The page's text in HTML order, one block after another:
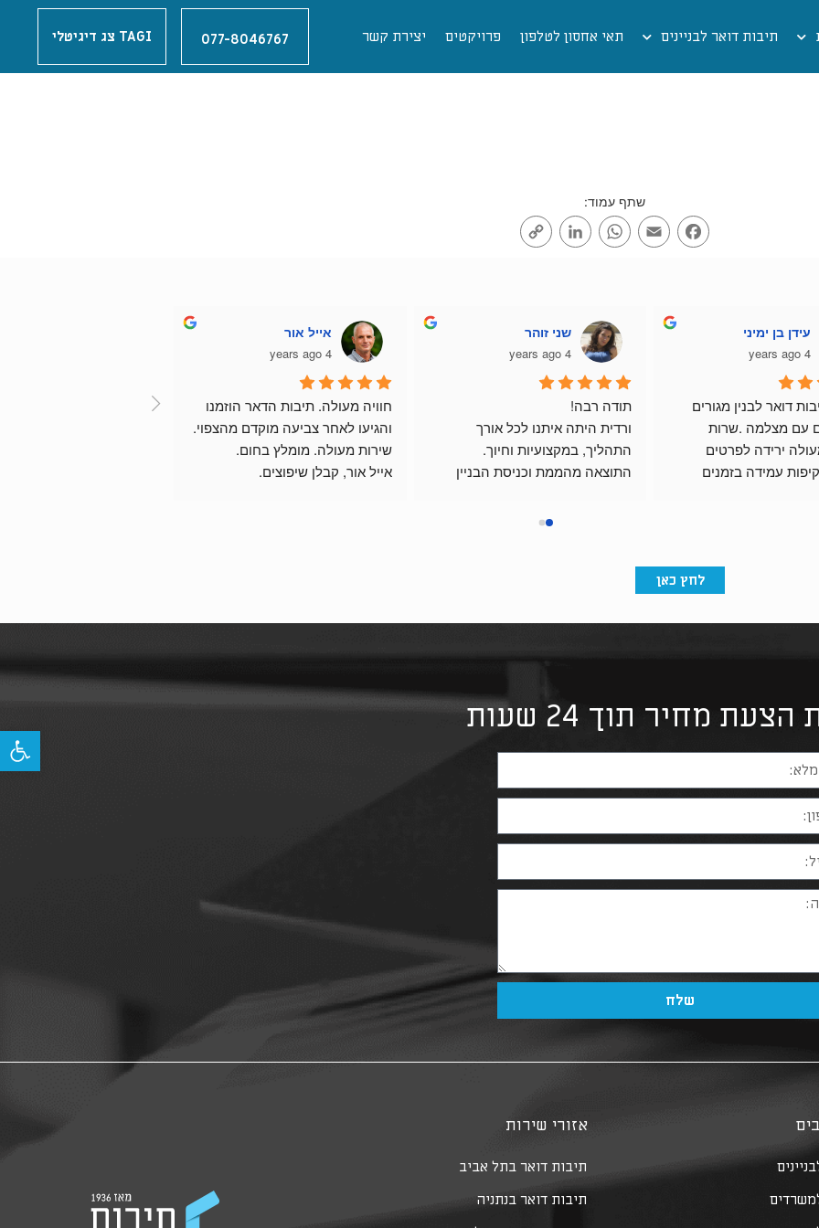
תיבות דואר לבניינים תאי אחסון לטלפון פרויקטים יצירת קשר 077-8046767 TAGI צג דיגיטלי
שתף עמוד:
Facebook
Email
WhatsApp
LinkedIn
עידן בן ימיני
4 years ago
ואינטרקום עם מצלמה .שרות
שני זוהר
4 years ago
תודה רבה!
ורדית היתה איתנו לכל אורך
התהליך, במקצועיות וחיוך.
אייל אור
4 years ago
והגיעו לאחר צביעה מוקדם מהצפוי.
שירות מעולה. מומלץ בחום.
אייל אור, קבלן שיפוצים.
לחץ כאן
מחיר תוך 24 שעות
שלח
אזורי שירות
תיבות דואר בתל אביב
תיבות דואר בנתניה